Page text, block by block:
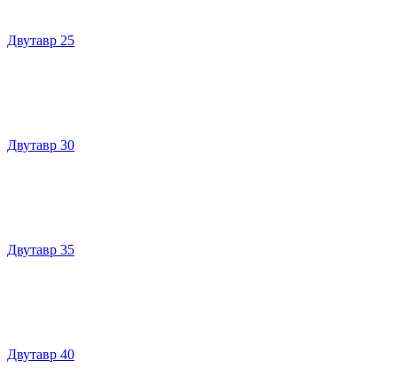
Двутавр 25
Двутавр 30
Двутавр 35
Двутавр 40